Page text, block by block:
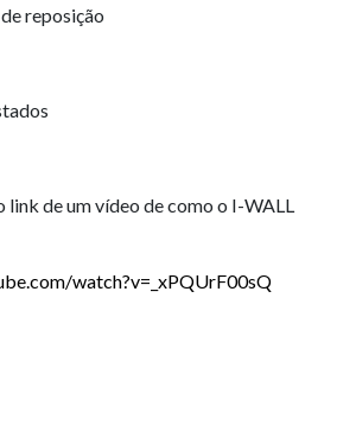
reposição
link de um vídeo de como o I-WALL
watch?v=_xPQUrF00sQ